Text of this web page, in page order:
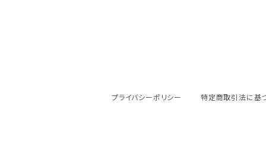
プライバシーポリシー 特定商取引法に基